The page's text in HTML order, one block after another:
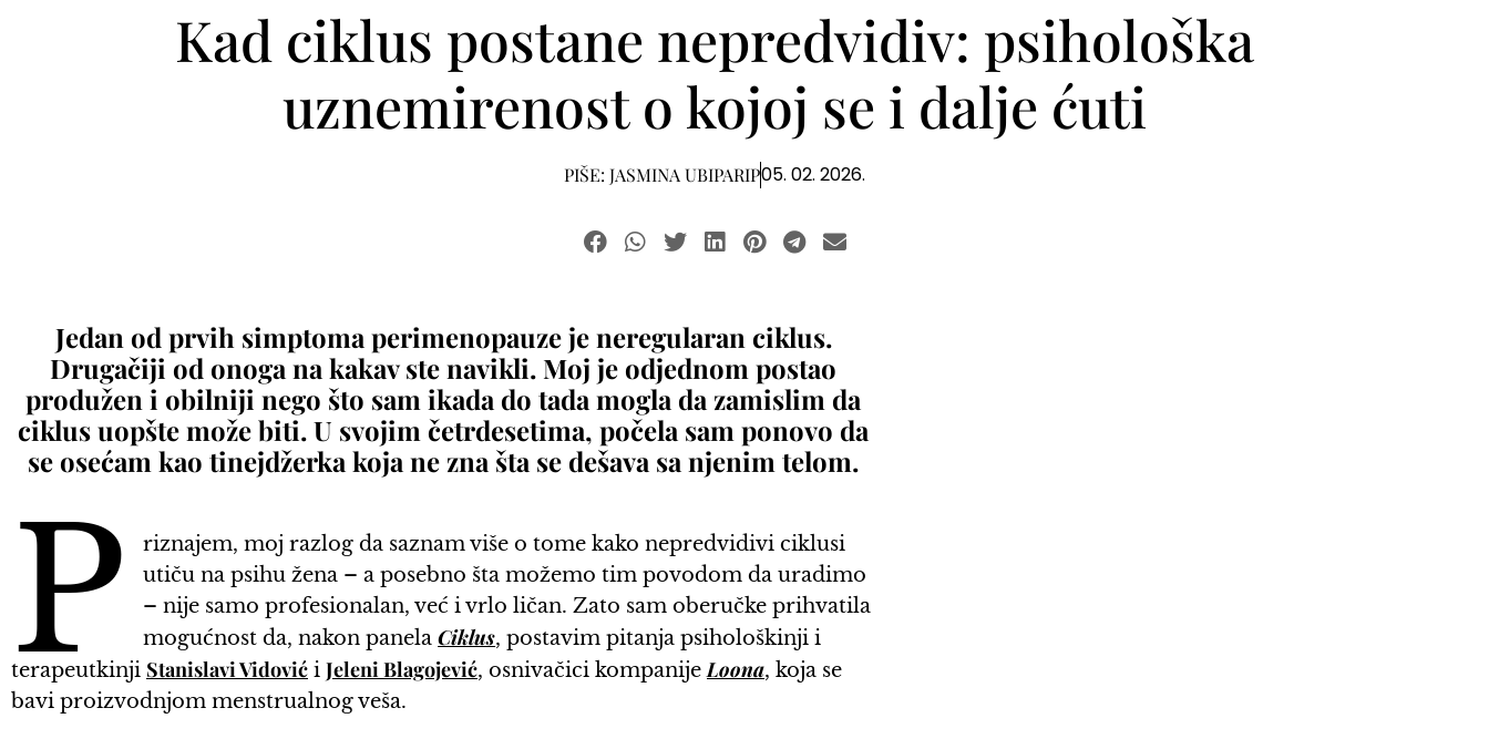
Kad ciklus postane nepredvidiv: psihološka
uznemirenost o kojoj se i dalje ćuti
PIŠE: JASMINA UBIPARIP05. 02. 2026.
Jedan od prvih simptoma perimenopauze je neregularan ciklus.
Drugačiji od onoga na kakav ste navikli. Moj je odjednom postao
produžen i obilniji nego što sam ikada do tada mogla da zamislim da
ciklus uopšte može biti. U svojim četrdesetima, počela sam ponovo da
se osećam kao tinejdžerka koja ne zna šta se dešava sa njenim telom.
P
riznajem, moj razlog da saznam više o tome kako nepredvidivi ciklusi
utiču na psihu žena – a posebno šta možemo tim povodom da uradimo
– nije samo profesionalan, već i vrlo ličan. Zato sam oberučke prihvatila
mogućnost da, nakon panelaCiklus, postavim pitanja psihološkinji i
terapeutkinji Stanislavi Vidović i Jeleni Blagojević, osnivačici kompanijeLoona, koja se
bavi proizvodnjom menstrualnog veša.